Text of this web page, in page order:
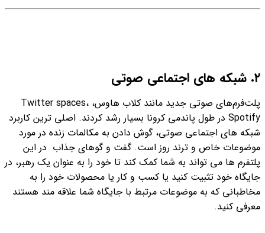
٢. شبکه های اجتماعی صوتی
پلت‌فرم‌های صوتی جدید مانند کلاب هاوس، Twitter spaces،
Spotify در طول پاندمی کرونا بسیار رشد کردند. اصلی ترین کاربرد
شبکه های اجتماعی صوتی، گوش دادن به مکالمات زنده در مورد
موضوعات خاص و ترند روز است. گفت و گوهای جذاب در این
پلتفرم ها می تواند به شما کمک کند تا خود را به عنوان یک رهبر، در
جایگاه خود تثبیت کنید یا کسب و کار یا محصولات خود را به
مخاطبانی که به موضوعات مرتبط با جایگاه شما علاقه مند هستند
معرفی کنید.